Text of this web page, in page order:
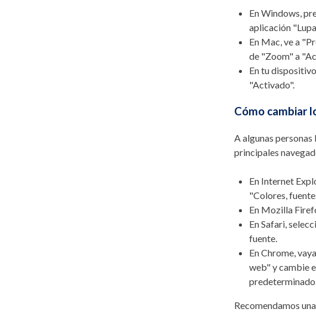
En Windows,
aplicación
En Mac, ve a
de "Zoom" a
En tu
"Activado".
Cómo cambiar
A algunas
principales
En Internet
"Colores,
En Mozilla
En Safari,
fuente.
En Chrome,
web" y cambie
Recomendamos